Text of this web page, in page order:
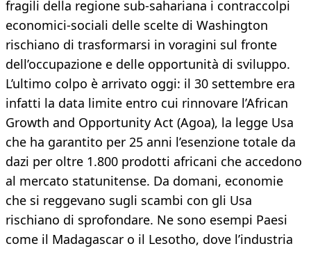
fragili della regione sub-sahariana i contraccolpi
economici-sociali delle scelte di Washington
rischiano di trasformarsi in voragini sul fronte
dell’occupazione e delle opportunità di sviluppo.
L’ultimo colpo è arrivato oggi: il 30 settembre era
infatti la data limite entro cui rinnovare l’African
Growth and Opportunity Act (Agoa), la legge Usa
che ha garantito per 25 anni l’esenzione totale da
dazi per oltre 1.800 prodotti africani che accedono
al mercato statunitense. Da domani, economie
che si reggevano sugli scambi con gli Usa
rischiano di sprofondare. Ne sono esempi Paesi
come il Madagascar o il Lesotho, dove l’industria